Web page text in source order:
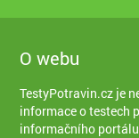
O webu
TestyPotravin.cz je
informace o testech
informačního